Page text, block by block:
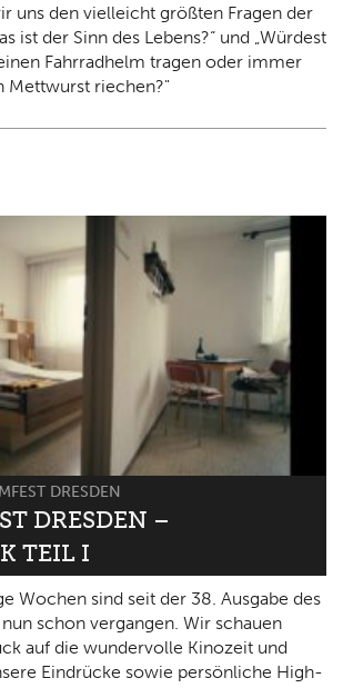
uns den vielleicht größten Fragen der
ist der Sinn des Lebens?“ und „Würdest
Fahrradhelm tragen oder immer
Mettwurst riechen?"
DRESDEN
DRESDEN –
TEIL I
Wochen sind seit der 38. Ausgabe des
schon vergangen. Wir schauen
auf die wundervolle Kinozeit und
Eindrücke sowie persönliche High-